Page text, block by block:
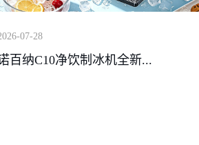
07-28
百纳C10净饮制冰机全新...